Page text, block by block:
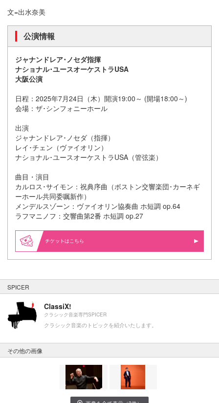
文=出水奈美
公演情報
ジャナンドレア･ノセダ指揮
ナショナル･ユースオーケストラUSA
大阪公演
日程：2025年7月24日（木）開演19:00～ (開場18:00～)
会場：ザ･シンフォニーホール
出演
ジャナンドレア･ノセダ（指揮）
レイ･チェン（ヴァイオリン）
ナショナル･ユースオーケストラUSA（管弦楽）
曲目・演目
カルロス･サイモン：祝典序曲（ボストン交響楽団･カーネギ
ーホール共同委嘱新作）
メンデルスゾーン：ヴァイオリン協奏曲 ホ短調 op.64
ラフマニノフ：交響曲第2番 ホ短調 op.27
はこちら
SPICER
ClassiX!
クラシック音楽専門SPICER
クラシック音楽のトピックを紹介いたします。
その他の画像